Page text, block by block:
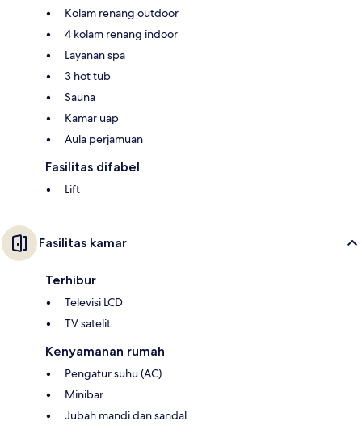
Kolam renang outdoor
4 kolam renang indoor
Layanan spa
3 hot tub
Sauna
Kamar uap
Aula perjamuan
Fasilitas difabel
Lift
Fasilitas kamar
Terhibur
Televisi LCD
TV satelit
Kenyamanan rumah
Pengatur suhu (AC)
Minibar
Jubah mandi dan sandal